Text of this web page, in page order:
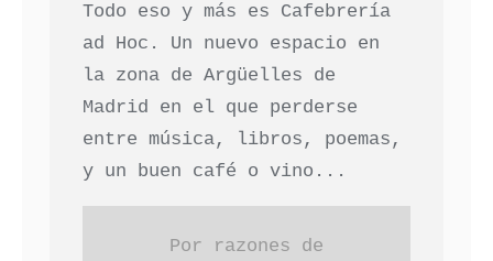
Todo eso y más es Cafebrería
ad Hoc. Un nuevo espacio en
la zona de Argüelles de
Madrid en el que perderse
entre música, libros, poemas,
y un buen café o vino...
Por razones de